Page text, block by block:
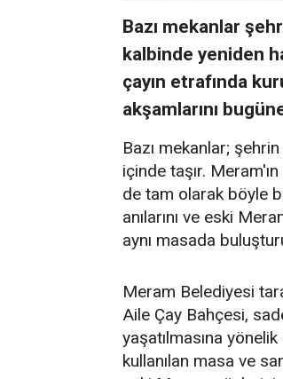
Bazı mekanlar
kalbinde yeniden
çayın etrafında
akşamlarını
Bazı mekanlar; şehrin
içinde taşır.
de tam olarak böyle
anılarını ve eski
aynı masada
Meram Belediyesi
Aile Çay Bahçesi,
yaşatılmasına
kullanılan masa ve